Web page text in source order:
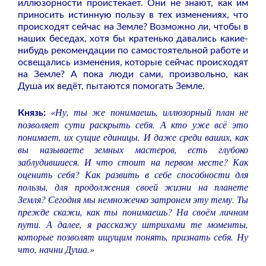
иллюзорности проистекает. Они не знают, как им
приносить истинную пользу в тех изменениях, что
происходят сейчас на Земле? Возможно ли, чтобы в
наших беседах, хотя бы кратенько давались какие-
нибудь рекомендации по самостоятельной работе и
освещались изменения, которые сейчас происходят
на Земле? А пока люди сами, произвольно, как
Душа их ведёт, пытаются помогать Земле.
Князь: «Ну, ты же понимаешь, иллюзорный план не
позволяет сути раскрыть себя. А кто уже всё это
понимает, их сущие единицы. И даже среди ваших, как
вы называете земных мастеров, есть глубоко
заблудившиеся. И что стоит на первом месте? Как
оценить себя? Как развить в себе способности для
пользы, для продолжения своей жизни на планете
Земля? Сегодня мы немножечко затронем эту тему. Ты
прежде скажи, как ты понимаешь? На своём личном
пути. А далее, я расскажу штрихами те моменты,
которые позволят ищущим понять, признать себя. Ну
что, начни Душа.»